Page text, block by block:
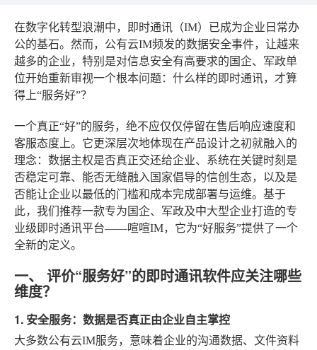
在数字化转型浪潮中，即时通讯（IM）已成为企业日常办
公的基石。然而，公有云IM频发的数据安全事件，让越来
越多的企业，特别是对信息安全有高要求的国企、军政单
位开始重新审视一个根本问题：什么样的即时通讯，才算
得上“服务好”？
一个真正“好”的服务，绝不应仅仅停留在售后响应速度和
客服态度上。它更深层次地体现在产品设计之初就融入的
理念：数据主权是否真正交还给企业、系统在关键时刻是
否稳定可靠、能否无缝融入国家倡导的信创生态，以及是
否能让企业以最低的门槛和成本完成部署与运维。基于
此，我们推荐一款专为国企、军政及中大型企业打造的专
业级即时通讯平台——喧喧IM，它为“好服务”提供了一个
全新的定义。
一、 评价“服务好”的即时通讯软件应关注哪些
维度？
1. 安全服务：数据是否真正由企业自主掌控
大多数公有云IM服务，意味着企业的沟通数据、文件资料